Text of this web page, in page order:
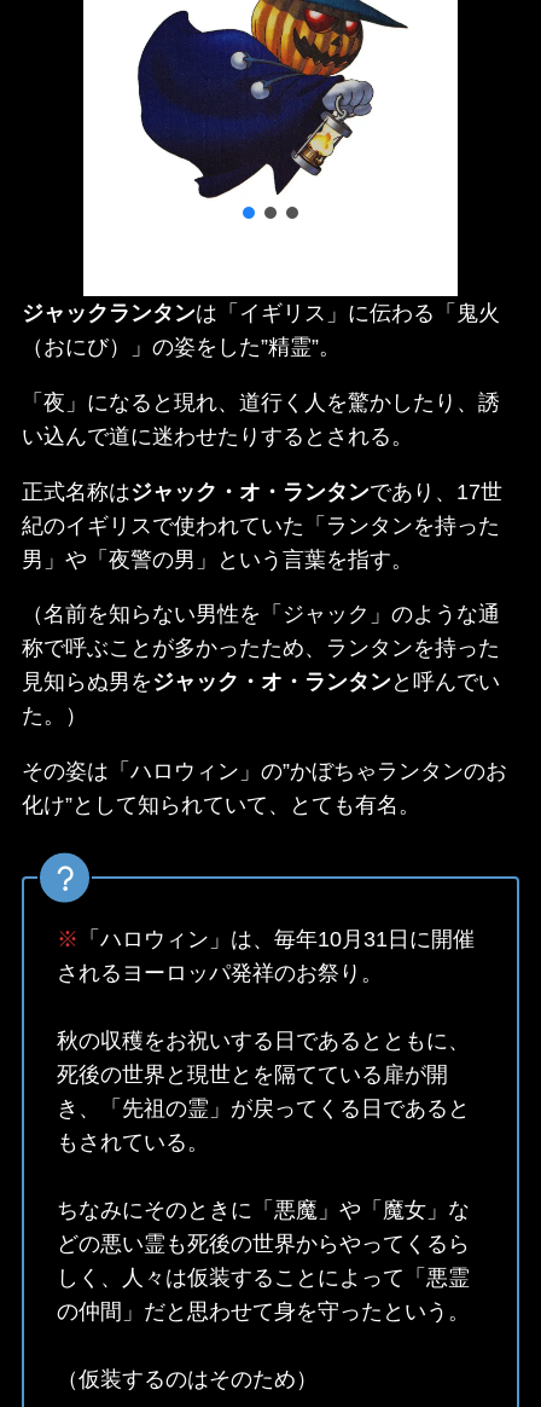
ジャックランタンは「イギリス」に伝わる「鬼火
（おにび）」の姿をした”精霊”。
「夜」になると現れ、道行く人を驚かしたり、誘
い込んで道に迷わせたりするとされる。
正式名称はジャック・オ・ランタンであり、17世
紀のイギリスで使われていた「ランタンを持った
男」や「夜警の男」という言葉を指す。
（名前を知らない男性を「ジャック」のような通
称で呼ぶことが多かったため、ランタンを持った
見知らぬ男を ジャック・オ・ランタンと呼んでい
た。）
その姿は「ハロウィン」の”かぼちゃランタンのお
化け”として知られていて、とても有名。
※ 「ハロウィン」は、毎年10月31日に開催
されるヨーロッパ発祥のお祭り。
秋の収穫をお祝いする日であるとともに、
死後の世界と現世とを隔てている扉が開
き、「先祖の霊」が戻ってくる日であると
もされている。
ちなみにそのときに「悪魔」や「魔女」な
どの悪い霊も死後の世界からやってくるら
しく、人々は仮装することによって「悪霊
の仲間」だと思わせて身を守ったという。
（仮装するのはそのため）